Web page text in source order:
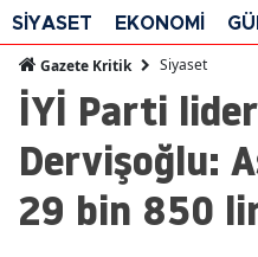
SİYASET EKONOMİ
Gazete Kritik Siyaset
İYİ Parti
Dervişoğlu:
29 bin 850